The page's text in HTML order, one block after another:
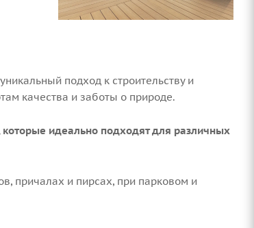
подход к строительству и
качества и заботы о природе.
идеально подходят для различных
причалах и пирсах, при парковом и